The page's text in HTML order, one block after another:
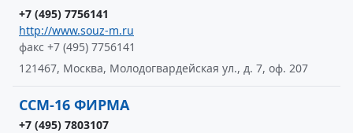
+7 (495) 7756141
http://www.souz-m.ru
факс +7 (495) 7756141
121467, Москва, Молодогвардейская ул., д. 7, оф. 207
ССМ-16 ФИРМА
+7 (495) 7803107